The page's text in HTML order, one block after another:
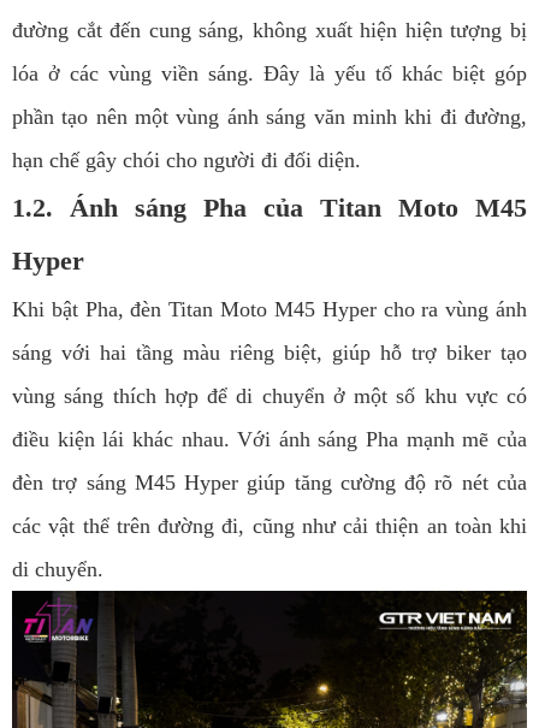
đường cắt đến cung sáng, không xuất hiện hiện tượng bị
lóa ở các vùng viền sáng. Đây là yếu tố khác biệt góp
phần tạo nên một vùng ánh sáng văn minh khi đi đường,
hạn chế gây chói cho người đi đối diện.
1.2. Ánh sáng Pha của Titan Moto M45
Hyper
Khi bật Pha, đèn Titan Moto M45 Hyper cho ra vùng ánh
sáng với hai tầng màu riêng biệt, giúp hỗ trợ biker tạo
vùng sáng thích hợp để di chuyển ở một số khu vực có
điều kiện lái khác nhau. Với ánh sáng Pha mạnh mẽ của
đèn trợ sáng M45 Hyper giúp tăng cường độ rõ nét của
các vật thể trên đường đi, cũng như cải thiện an toàn khi
di chuyển.